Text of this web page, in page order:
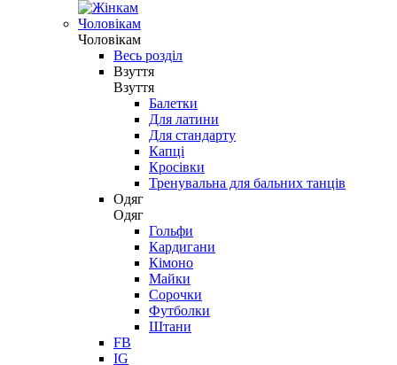
Чоловікам
Чоловікам
Весь розділ
Взуття
Взуття
Балетки
Для латини
Для стандарту
Капці
Кросівки
Тренувальна для бальних танців
Одяг
Одяг
Гольфи
Кардигани
Кімоно
Майки
Сорочки
Футболки
Штани
FB
IG